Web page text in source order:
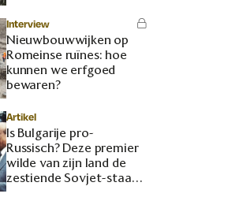
Interview
Nieuwbouwwijken op
Romeinse ruïnes: hoe
kunnen we erfgoed
bewaren?
Artikel
Is Bulgarije pro-
Russisch? Deze premier
wilde van zijn land de
zestiende Sovjet-staat
maken